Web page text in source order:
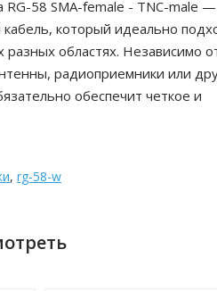
RG-58 SMA-female - TNC-male
который идеально
разных областях. Независимо
радиоприемники или
обеспечит четкое и
, rg-58-w